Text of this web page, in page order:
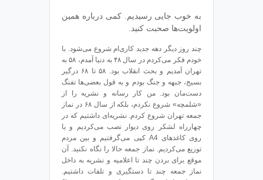
به خوب جایی رسیدیم. کمی درباره‌ همین
اولویت‌ها صحبت کنید.
چند روز دیگر دهه‌ جدید کاری‌ام شروع می‌شود. با
خودم فکر می‌کردم در سال ۴۸ به دنیا آمدم، ۵۸ به
تهران آمدیم و بحث انقلاب بود. ۵۸ تا ۶۸ درگیر
بسیج، جبهه و جنگ بودم و به قول بعضی‌ها تفنگ
دست‌مان بود. من کار رسانه و نشریه را از
«شلمچه» شروع نکردم، بلکه از سال ۶۸ در نماز
جمعه‌ تهران شروع کردم. نشریه‌ای داشتیم که در
چهارراه لشکر روی دیوار نصب می‌کردیم و یا
روی کاغذهای A4 کپی می‌گرفتیم و بین مردم
توزیع می‌کردیم. نماز جمعه‌ حالا را نگاه نکنید. آن
موقع برای بردن چند تا اعلامیه و نشریه به داخل
نماز جمعه چند تا دستگیری و تلفات داشتیم.